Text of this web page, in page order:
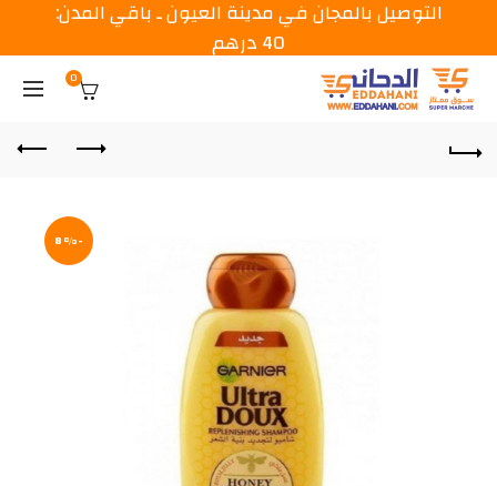
0
-8%
التوصيل بالمجان في مدينة العيون ـ باقي المدن:
40 درهم